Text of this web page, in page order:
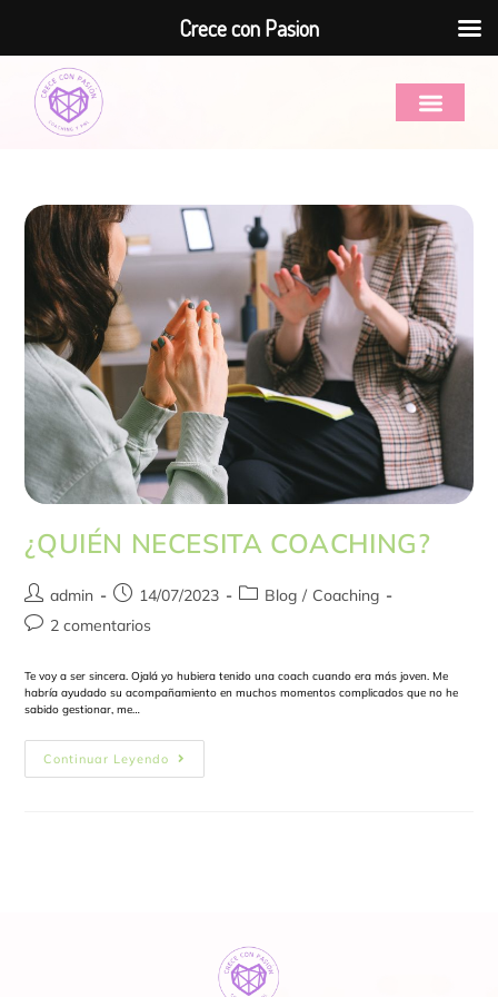
¿QUIÉN NECESITA COACHING?
admin 14/07/2023 Blog / Coaching
2 comentarios
Te voy a ser sincera. Ojalá yo hubiera tenido una coach cuando era más joven. Me
habría ayudado su acompañamiento en muchos momentos complicados que no he
sabido gestionar, me…
Continuar Leyendo
Crece con Pasion